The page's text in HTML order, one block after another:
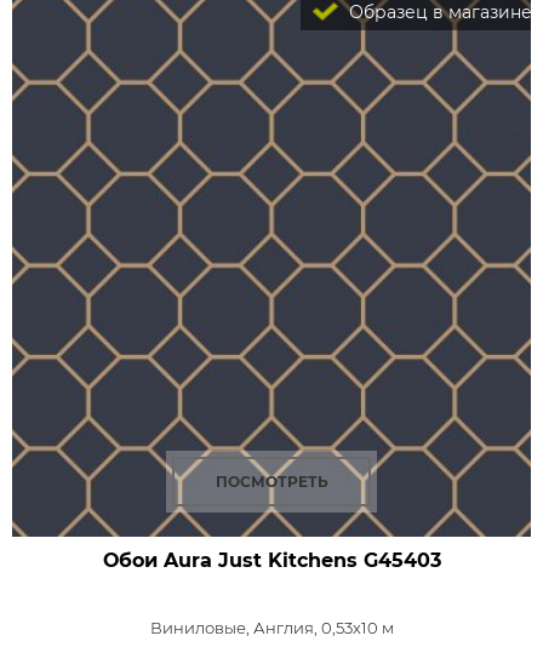
Образец в магазине
ПОСМОТРЕТЬ
Обои Aura Just Kitchens G45403
Виниловые, Англия, 0,53x10 м